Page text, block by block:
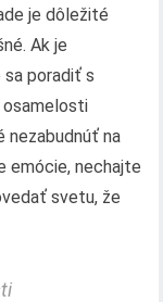
je dôležité
Ak je
poradiť s
osamelosti
nezabudnúť na
emócie, nechajte
svetu, že